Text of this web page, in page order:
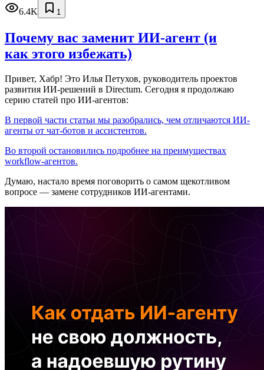
6.4K
1
Почему вас заменит ИИ‑агент (и
как этого избежать)
Привет, Хабр! Это Илья Петухов, руководитель проектов
развития ИИ-решений в Directum. Сегодня я продолжаю
серию статей про ИИ-агентов:
В первой части статьи мы разобрались, чем отличаются ИИ-
агенты от чат-ботов и ассистентов.
Во второй остановились подробнее на преимуществах
workflow-агентов.
Думаю, настало время поговорить о самом щекотливом
вопросе — замене сотрудников ИИ-агентами.